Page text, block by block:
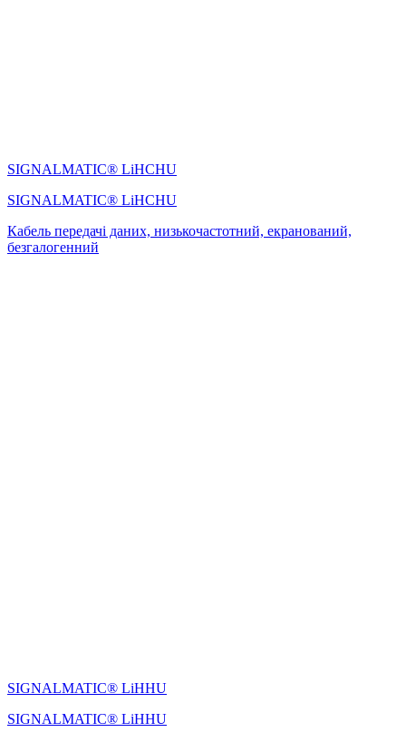
SIGNALMATIC® LiHСHU
SIGNALMATIC® LiHСHU
Кабель передачі даних, низькочастотний, екранований,
безгалогенний
SIGNALMATIC® LiHHU
SIGNALMATIC® LiHHU